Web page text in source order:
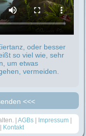
oder besser
herumreden, den Kern einer Sache umgehen, vermeiden.
<<<
|AGBs | Impressum |
| Kontakt